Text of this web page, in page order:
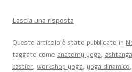
Lascia una risposta
Questo articolo è stato pubblicato in
taggato come anatomy yoga,
bastier, workshop yoga, yoga dinamico,